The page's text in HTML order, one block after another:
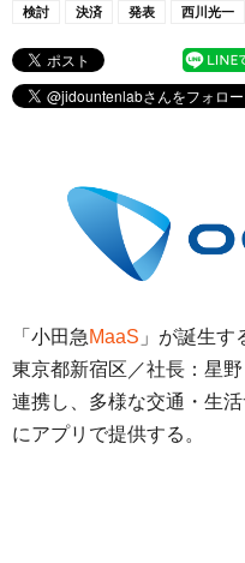
検討
決済 発表 西川光一
「小田急 MaaS 」が誕生す
東京都新宿区／社長：星
連携し、多様な交通・生
にアプリで提供する。